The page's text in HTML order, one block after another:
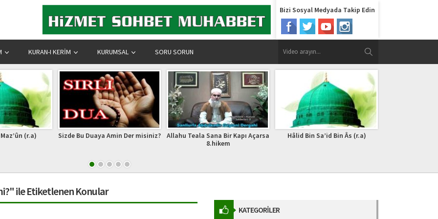
Bizi Sosyal Medyada Takip Edin
KURAN-I KERIM KURUMSAL SORU SORUN
Amin Der misiniz?
Allahu Teala Sana Bir Kapı Açarsa
Hâlid Bin Sa’id Bin Âs (r.a)
Müddessir Süresi Okunuşu
ile Etiketlenen Konular
KATEGORİLER